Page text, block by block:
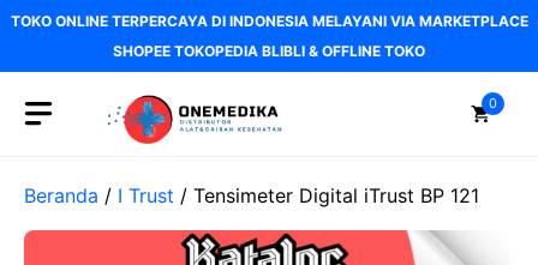
Langsung
isi
TOKO ONLINE TERPERCAYA DI INDONESIA MELAYANI VIA MARKETPLACE
SHOPEE TOKOPEDIA BLIBLI & OFFLINE TOKO
0
Beranda / I Trust / Tensimeter Digital iTrust BP 121